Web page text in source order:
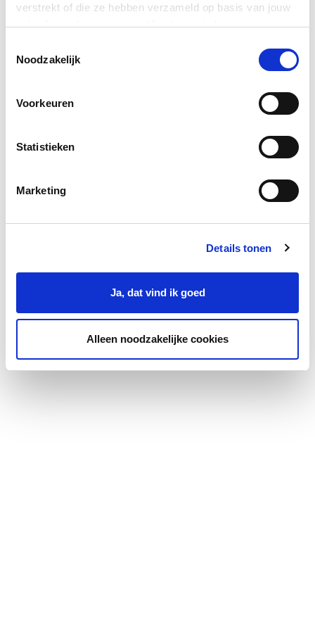
verstrekt of die ze hebben verzameld op basis van jouw
gebruik van hun services. Hier kun je indien gewenst
onze cookies als je onze website blijft gebruiken.
Noodzakelijk
Voorkeuren
Statistieken
Marketing
Details tonen
Ja, dat vind ik goed
Alleen noodzakelijke cookies
Lees voor